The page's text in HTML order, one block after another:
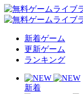
新着ゲーム
更新ゲーム
ランキング
新着